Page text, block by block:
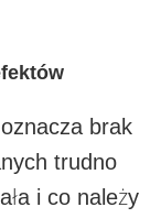
brak
trudno
i co należy